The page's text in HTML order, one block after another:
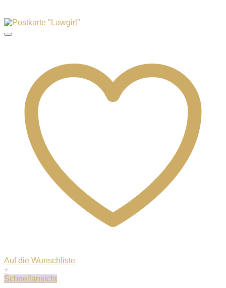
Auf die Wunschliste
+
Schnellansicht